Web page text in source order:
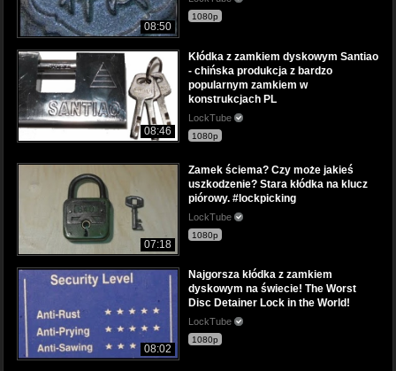
08:50
1080p
08:46
Kłódka z zamkiem dyskowym Santiao
- chińska produkcja z bardzo
popularnym zamkiem w
konstrukcjach PL
LockTube
1080p
07:18
Zamek ściema? Czy może jakieś
uszkodzenie? Stara kłódka na klucz
piórowy. #lockpicking
LockTube
1080p
08:02
Najgorsza kłódka z zamkiem
dyskowym na świecie! The Worst
Disc Detainer Lock in the World!
LockTube
1080p